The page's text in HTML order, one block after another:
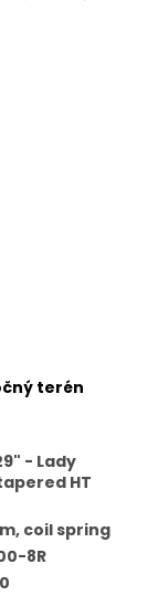
terén
- Lady
HT
coil spring
8R